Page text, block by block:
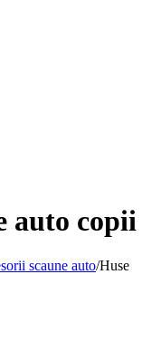
auto copii
scaune auto/Huse